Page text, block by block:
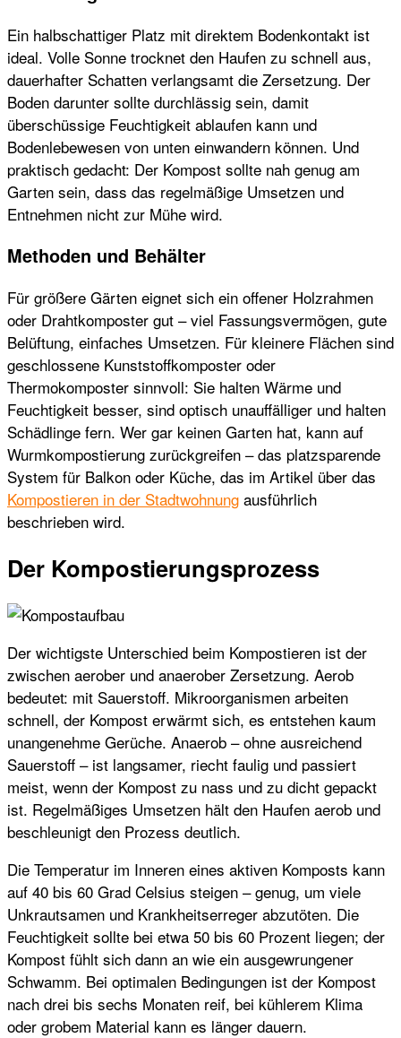
Ein halbschattiger Platz mit direktem Bodenkontakt ist
ideal. Volle Sonne trocknet den Haufen zu schnell aus,
dauerhafter Schatten verlangsamt die Zersetzung. Der
Boden darunter sollte durchlässig sein, damit
überschüssige Feuchtigkeit ablaufen kann und
Bodenlebewesen von unten einwandern können. Und
praktisch gedacht: Der Kompost sollte nah genug am
Garten sein, dass das regelmäßige Umsetzen und
Entnehmen nicht zur Mühe wird.
Methoden und Behälter
Für größere Gärten eignet sich ein offener Holzrahmen
oder Drahtkomposter gut – viel Fassungsvermögen, gute
Belüftung, einfaches Umsetzen. Für kleinere Flächen sind
geschlossene Kunststoffkomposter oder
Thermokomposter sinnvoll: Sie halten Wärme und
Feuchtigkeit besser, sind optisch unauffälliger und halten
Schädlinge fern. Wer gar keinen Garten hat, kann auf
Wurmkompostierung zurückgreifen – das platzsparende
System für Balkon oder Küche, das im Artikel über das
Kompostieren in der Stadtwohnung ausführlich
beschrieben wird.
Der Kompostierungsprozess
Der wichtigste Unterschied beim Kompostieren ist der
zwischen aerober und anaerober Zersetzung. Aerob
bedeutet: mit Sauerstoff. Mikroorganismen arbeiten
schnell, der Kompost erwärmt sich, es entstehen kaum
unangenehme Gerüche. Anaerob – ohne ausreichend
Sauerstoff – ist langsamer, riecht faulig und passiert
meist, wenn der Kompost zu nass und zu dicht gepackt
ist. Regelmäßiges Umsetzen hält den Haufen aerob und
beschleunigt den Prozess deutlich.
Die Temperatur im Inneren eines aktiven Komposts kann
auf 40 bis 60 Grad Celsius steigen – genug, um viele
Unkrautsamen und Krankheitserreger abzutöten. Die
Feuchtigkeit sollte bei etwa 50 bis 60 Prozent liegen; der
Kompost fühlt sich dann an wie ein ausgewrungener
Schwamm. Bei optimalen Bedingungen ist der Kompost
nach drei bis sechs Monaten reif, bei kühlerem Klima
oder grobem Material kann es länger dauern.